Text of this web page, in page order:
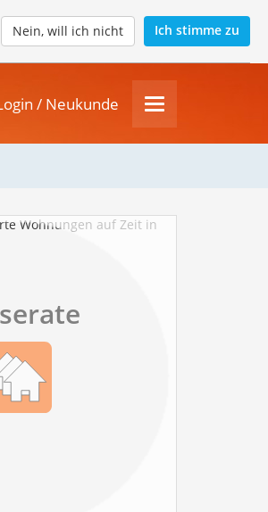
Nein, will ich nicht Ich stimme zu
/ Neukunde